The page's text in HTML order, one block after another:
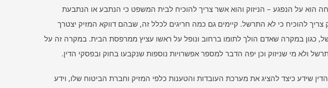
הוא על הנפגע – הניזוק והוא אשר צריך להוכיח לבית המשפט כי הנתבע או הנתבעת
צריך להוכיח כי לא התרשל. קיימים גם כמה חריגים לכלל זה, שבהם דווקא המזיק יצטרך
כגון במקרה שאדם הולך לתומו ברחוב ונופל על ראשו עציץ ממרפסת הבית. במקרה זה על
ולא מי שניזוק וכן יפה הדבר למספר אפשרויות נוספות שנקבעו בחוק ובפסקי הדין.
שידע כיצד להציג את מערכת העובדות והטענות כלפי המזיק וחברת הביטוח שלו, וידע